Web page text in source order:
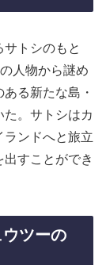
トシのもと
人物から謎め
る新たな島・
。サトシはカ
ランドへと旅立
すことができ
ツーの